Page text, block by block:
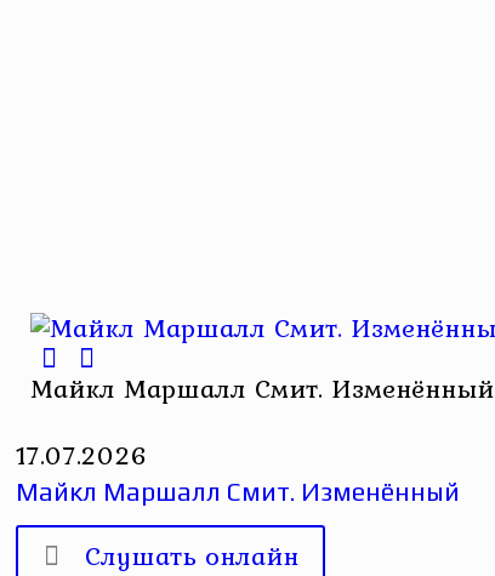
Майкл Маршалл Смит. Изменённый
17.07.2026
Майкл Маршалл Смит. Изменённый
Слушать онлайн